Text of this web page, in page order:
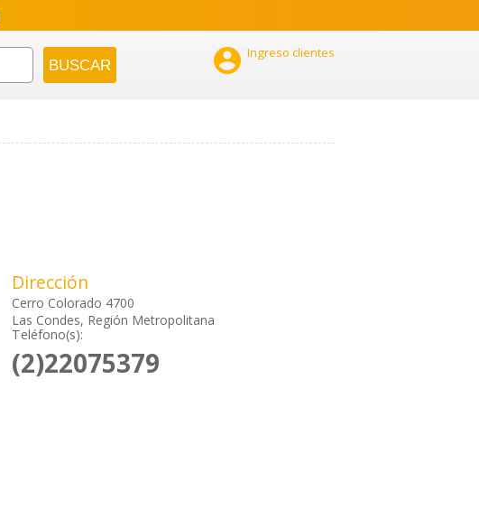
 Ingreso clientes
Dirección
Cerro Colorado 4700
Las Condes, Región Metropolitana
Teléfono(s):
(2)22075379